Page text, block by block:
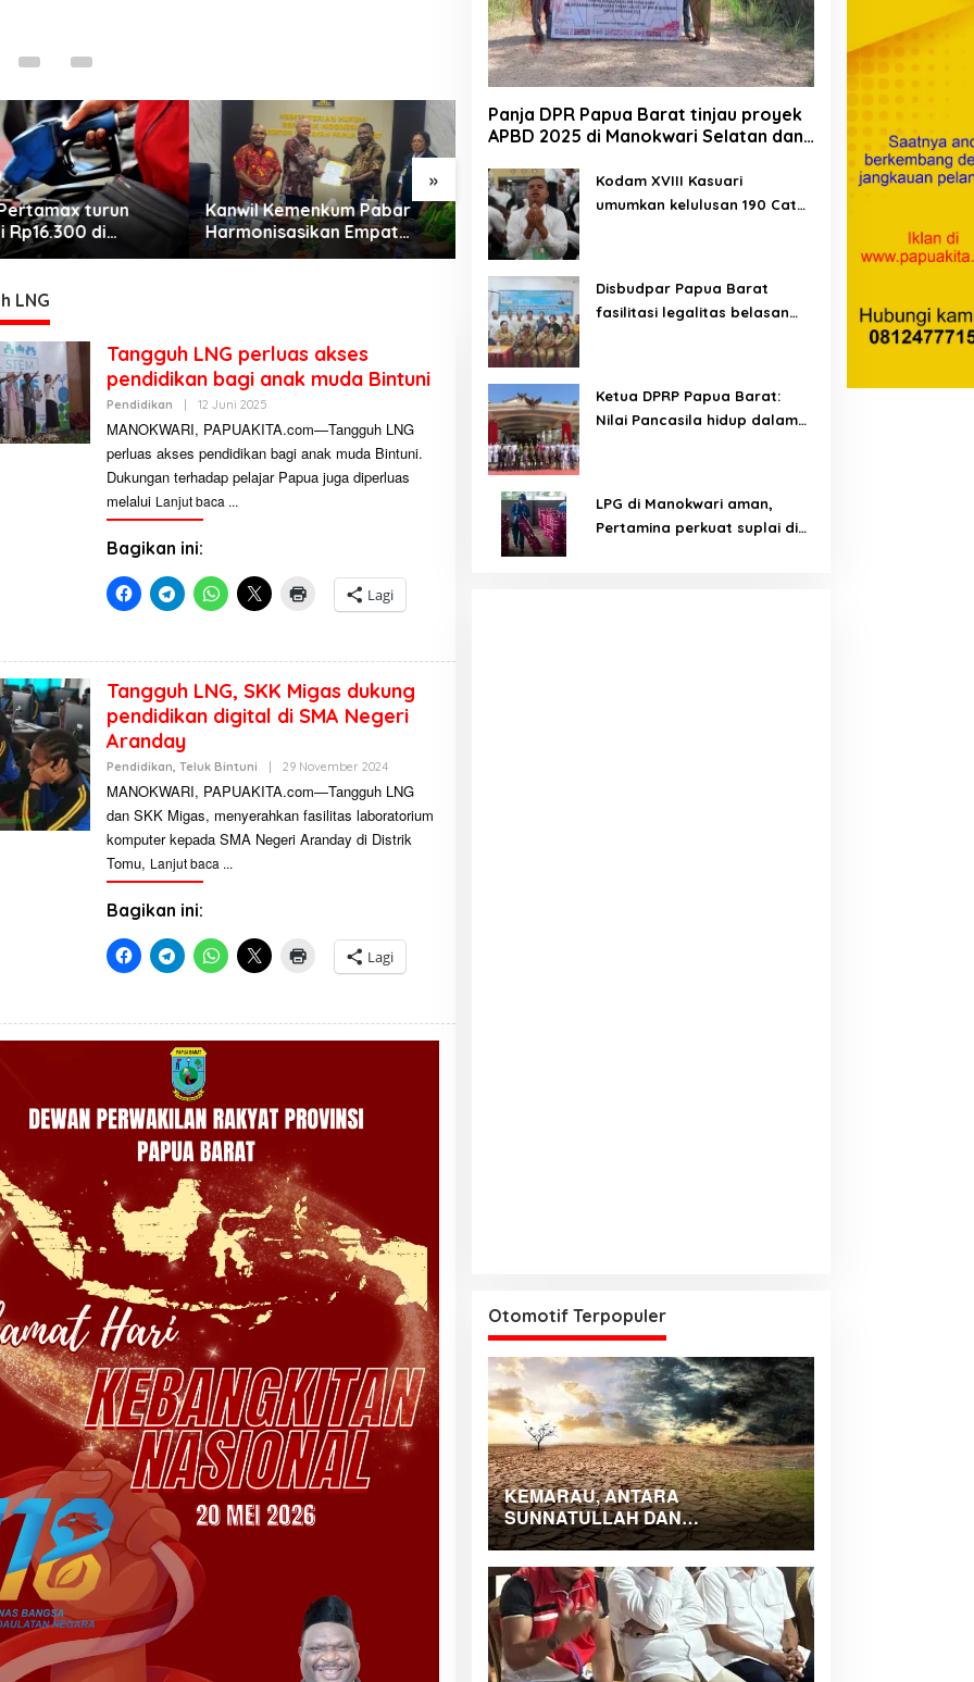
»
turun
Rp16.300 di
Maluku
Kanwil Kemenkum Pabar
Harmonisasikan Empat
Ranperda Kabupaten Teluk
MyPertamina Futsal
Competition 2026
Jayapura berhasil digelar,
dorong talenta muda
berprestasi
MyPertamina Futsal
Competition 2026, ajang
kembangkan talenta muda
lokal Papua
LNG
Tangguh LNG perluas akses
pendidikan bagi anak muda Bintuni
Pendidikan | 12 Juni 2025
E
H
D
R
A
MANOKWARI, PAPUAKITA.com—Tangguh LNG
perluas akses pendidikan bagi anak muda Bintuni.
Dukungan terhadap pelajar Papua juga diperluas
melalui Lanjut baca
Bagikan ini:
Lagi
Tangguh LNG, SKK Migas dukung
pendidikan digital di SMA Negeri
Aranday
Pendidikan Teluk Bintuni | 29 November 2024O
E
H
D
R
A
T
MANOKWARI, PAPUAKITA.com—Tangguh LNG
dan SKK Migas, menyerahkan fasilitas laboratorium
komputer kepada SMA Negeri Aranday di Distrik
Tomu, Lanjut baca
Bagikan ini:
Lagi
Panja DPR Papua Barat tinjau proyek
APBD 2025 di Manokwari Selatan dan
Kodam XVIII Kasuari
umumkan kelulusan 190 Cata
Disbudpar Papua Barat
fasilitasi legalitas belasan
Ketua DPRP Papua Barat:
Nilai Pancasila hidup dalam
LPG di Manokwari aman,
Pertamina perkuat suplai di
Otomotif Terpopuler
KEMARAU, ANTARA
SUNNATULLAH DAN
MUHASABAH